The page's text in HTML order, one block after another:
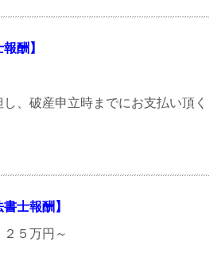
酬】
、破産申立時までにお支払い頂く
書士報酬 】
５万円～